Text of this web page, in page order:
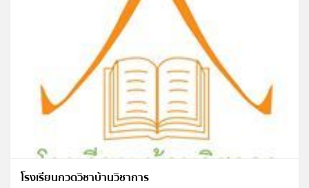
โรงเรียนกวดวิชาบ้านวิชาการ